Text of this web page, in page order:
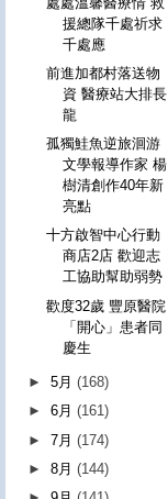
援總隊千處祈求
千處應
前進加都村落送物
資 醫療站大排長
龍
孤獨鮭魚逆旅洄游
文學報導作家 楊
樹清創作40年新
亮點
十方啟智中心行動
商店2店 歡迎志
工協助幫助弱勢
歡度32歲 豐原醫院
「開心」患者同
慶生
►5月(168)
►6月(161)
►7月(174)
►8月(144)